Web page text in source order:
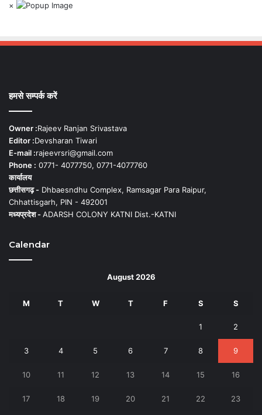
×
हमसे सम्पर्क करें
Owner :Rajeev Ranjan Srivastava
Editor :Devsharan Tiwari
E-mail :rajeevrsri@gmail.com
Phone : 0771- 4077750, 0771-4077760
कार्यालय
छत्तीसगढ़ - Dhbaesndhu Complex, Ramsagar Para Raipur,
Chhattisgarh, PIN - 492001
मध्यप्रदेश -ADARSH COLONY KATNI Dist.-KATNI
Calendar
August 2026
M T W T F S S
1 2
3 4 5 6 7 8 9
10 11 12 13 14 15 16
17 18 19 20 21 22 23